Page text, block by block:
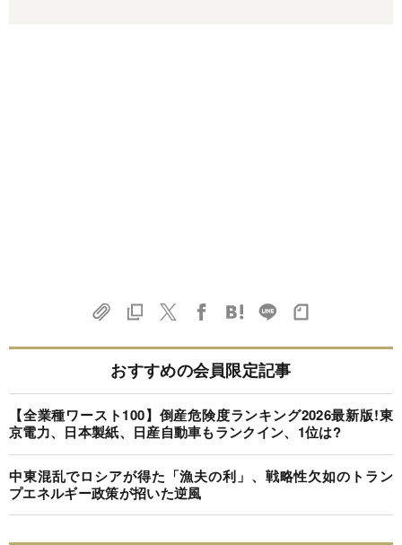
おすすめの会員限定記事
【全業種ワースト100】倒産危険度ランキング2026最新版!東
京電力、日本製紙、日産自動車もランクイン、1位は?
中東混乱でロシアが得た「漁夫の利」、戦略性欠如のトラン
プエネルギー政策が招いた逆風